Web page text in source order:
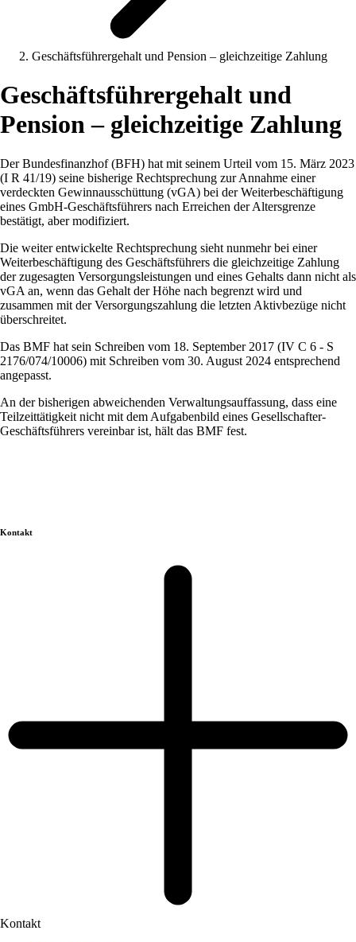
Geschäftsführergehalt und Pension – gleichzeitige Zahlung
Geschäftsführergehalt und
Pension – gleichzeitige Zahlung
Der Bundesfinanzhof (BFH) hat mit seinem Urteil vom 15. März 2023
(I R 41/19) seine bisherige Rechtsprechung zur Annahme einer
verdeckten Gewinnausschüttung (vGA) bei der Weiterbeschäftigung
eines GmbH-Geschäftsführers nach Erreichen der Altersgrenze
bestätigt, aber modifiziert.
Die weiter entwickelte Rechtsprechung sieht nunmehr bei einer
Weiterbeschäftigung des Geschäftsführers die gleichzeitige Zahlung
der zugesagten Versorgungsleistungen und eines Gehalts dann nicht als
vGA an, wenn das Gehalt der Höhe nach begrenzt wird und
zusammen mit der Versorgungszahlung die letzten Aktivbezüge nicht
überschreitet.
Das BMF hat sein Schreiben vom 18. September 2017 (IV C 6 - S
2176/074/10006) mit Schreiben vom 30. August 2024 entsprechend
angepasst.
An der bisherigen abweichenden Verwaltungsauffassung, dass eine
Teilzeittätigkeit nicht mit dem Aufgabenbild eines Gesellschafter-
Geschäftsführers vereinbar ist, hält das BMF fest.
Kontakt
Kontakt